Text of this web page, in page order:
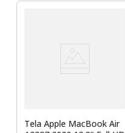
Tela Apple MacBook Air